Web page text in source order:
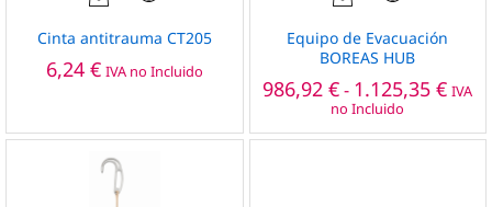
Cinta antitrauma CT205
6,24 € IVA no Incluido
Este
producto
tiene
múltiples
variantes.
Equipo de Evacuación
BOREAS HUB
986,92€- 1.125,35€
de
IVA
no Incluido